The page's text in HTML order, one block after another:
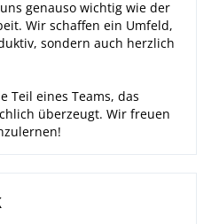
genauso wichtig wie der
Wir schaffen ein Umfeld,
sondern auch herzlich
Teil eines Teams, das
überzeugt. Wir freuen